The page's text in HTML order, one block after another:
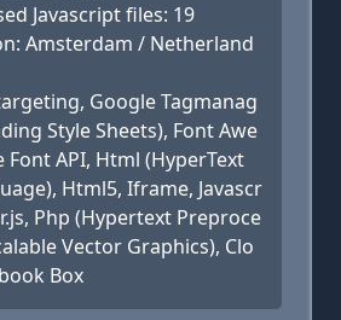
Javascript files: 19
Amsterdam / Netherland
Google Tagmanag
Style Sheets), Font Awe
Font API, Html (HyperText
Html5, Iframe, Javascr
Php (Hypertext Preproce
Vector Graphics), Clo
Box